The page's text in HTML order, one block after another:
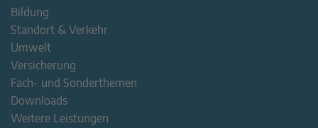
Bildung
Standort & Verkehr
Umwelt
Versicherung
Fach- und Sonderthemen
Downloads
Weitere Leistungen